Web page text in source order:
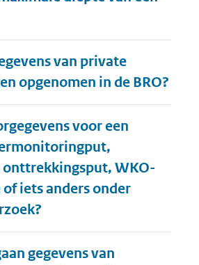
van private
opgenomen in de BRO?
voor een
WKO-
iets anders onder
gegevens van